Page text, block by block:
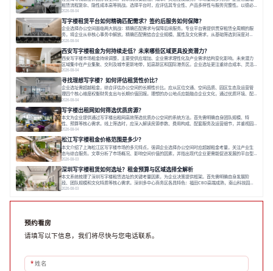
租赁流程复杂、隐性成本高等挑战。选择平台时，应评估其专业性、产品多样性与服务完整性。以德必
为例，其提供从空间到生态的解决方案，通过特色园区、灵活产品和丰富配套，满足不同企业需求。企
业应明确自身需求，实地考察，选择能支持长期发展、提升竞争力的办公空间。在上海寻找合适的办公
空间，对于企业行政负责人、中小企业主
2026-08-04
写字楼租赁平台如何精确匹配需求？签约后服务如何保障？
企业选择办公空间面临两大挑战：精确匹配需求与保障后续服务。专业平台需提供贯穿租赁全周期的服
务，将企业从非核心事务中解放。精确匹配需结合企业规模、属性及文化需求，从基础筛选到深度对
接；签约后则需构建覆盖硬件运维、共享配套及专业物业的全周期保障体系。德必集团通过标准化服务
与个性化运营结合，以全国布局和产业生态圈为企业提供稳定支持，体现了从信息撮合到深度服务的能
力转变。在为企业寻找办公空间的过程中，
2026-08-04
西安写字楼租金为何持续走低？未来哪些区域更具投资潜力？
西安写字楼市场租金持续调整，主要受供应增加、企业需求理性化及产业需求结构变化影响。未来潜力
区域集中在产业集聚、交利及城市更新地带，如高新区和国际港务区。企业选址更注重综合成本、灵活
性与员工体验，倾向于提供全包式服务的办公空间。专业运营方通过空间优化与社群服务，助力企业成
长，推动市场向多元化、高性价比方向发展。近年来，西安写字楼市场呈现出租金持续调整的态势，这
一现象引发了的广泛关注。作为西部重要
2026-08-04
寻找理想写字楼？如何评估租赁性价比？
企业选址需超越租金，综合评估办公空间的长期性价比。应从区位交通、空间品质、园区生态及运营管
理四个核心维度权衡财务支出与长期价值回报。理想的办公地点应能融合企业文化，通过优质环境、配
套服务及社群资源赋能业务增长，实现成本与价值的平衡。对于许多正在成长或寻求稳定发展的企业而
言，寻找一处合适的办公空间是一项至关重要的决策。这不仅关系到团队的日常工作效率与协作氛围，
更直接影响着企业的品牌形象、运营成本
2026-08-04
写字楼出租网如何筛选优质房源？
本文为企业提供通过写字楼出租网高效筛选优质办公空间的系统方法。首先需明确自身团队规模、特
性、预算等核心需求。线上筛选时，应深入解读房源参数、费用构成、配套服务及运营细节，并重视园
区产业生态与交通区位价值。同时，需考察运营方的品牌背景与持续服务能力。完成线上初选后，必须
进行线下实地验证，核对空间实景、测试设施、感受园区氛围并确认合同条款，从而做出精确决策。在
数字化时代，写字楼出租网已成为企业寻找
2026-08-04
松江写字楼租金价格范围是多少？
本文介绍了上海松江区写字楼市场的多元特点，强调企业选择办公空间时应超越租金考量，关注产业生
态与综合服务。文章分析了市场概况、影响空间价值的因素，并指出现代企业更需能促进发展的平台型
空间。之后，以德必集团为例，说明运营方如何通过构建服务生态助力企业成长，建议企业系统评估需
求与长期价值，选择匹配的发展载体。对于许多寻求在上海松江区设立或扩展办公空间的企业而言，了
解该区域的写字楼市场概况是决策的首先
2026-08-03
深圳写字楼租赁如何选址？租金预算与区域选择全解析
本文系统梳理了深圳写字楼租赁选址的关键考量因素，为企业决策提供框架。首先需明确自身发展阶
段、团队规模和文化特质等核心需求。深圳多中心商务区各具特色：福田CBD高端成熟，南山科技园创
新活力强，前海具政策优势。除传统写字楼外，创意产业园注重生态与社群，适合文创、科技类企业。
款。选址是综合性战略决策，旨在让办公
2026-08-03
预约看房
请填写以下信息，我们将尽快与您电话联系。
*姓名